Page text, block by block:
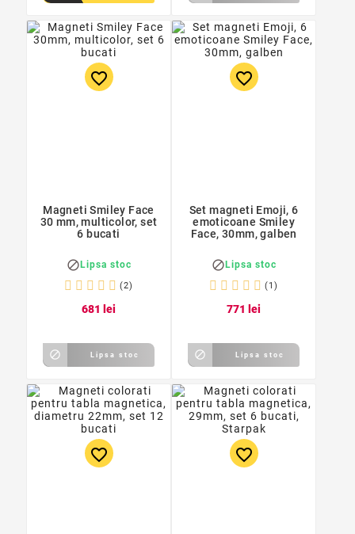
favorite_border
Magneti Smiley Face
30 mm, multicolor, set
6 bucati
Lipsa stoc
(2)
681 lei
 Lipsa stoc
favorite_border
Set magneti Emoji, 6
emoticoane Smiley
Face, 30mm, galben
Lipsa stoc
(1)
771 lei
 Lipsa stoc
favorite_border favorite_border